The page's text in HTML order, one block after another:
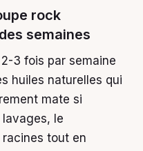
rock
semaines
3 fois par semaine
huiles naturelles qui
mate si
le
tout en